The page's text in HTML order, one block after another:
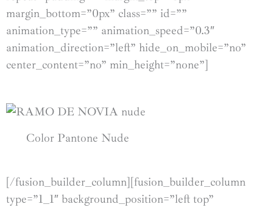
margin_bottom=”0px” class=”” id=””
animation_type=”” animation_speed=”0.3″
animation_direction=”left” hide_on_mobile=”no”
center_content=”no” min_height=”none”]
Color Pantone Nude
[/fusion_builder_column][fusion_builder_column
type=”1_1″ background_position=”left top”